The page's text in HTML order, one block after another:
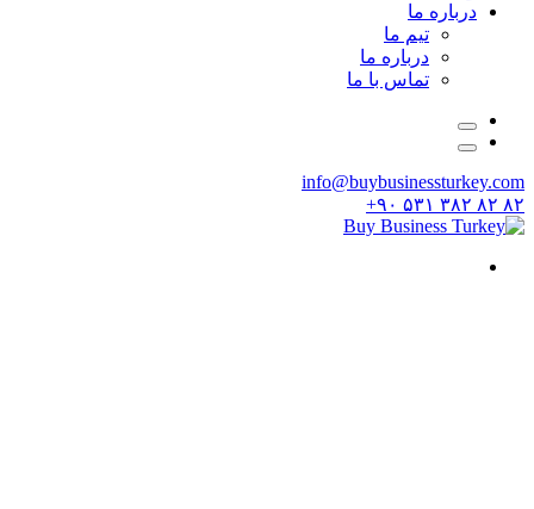
درباره ما
تیم ما
درباره ما
تماس با ما
info@buybusinessturkey.com
۸۲ ۸۲ ۳۸۲ ۵۳۱ ۹۰+